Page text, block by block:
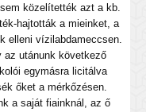
közelítették azt a kb.
hajtották a mieinket, a
elleni vízilabdameccsen.
az utánunk következő
egymásra licitálva
őket a mérkőzésen.
a saját fiainknál, az ő